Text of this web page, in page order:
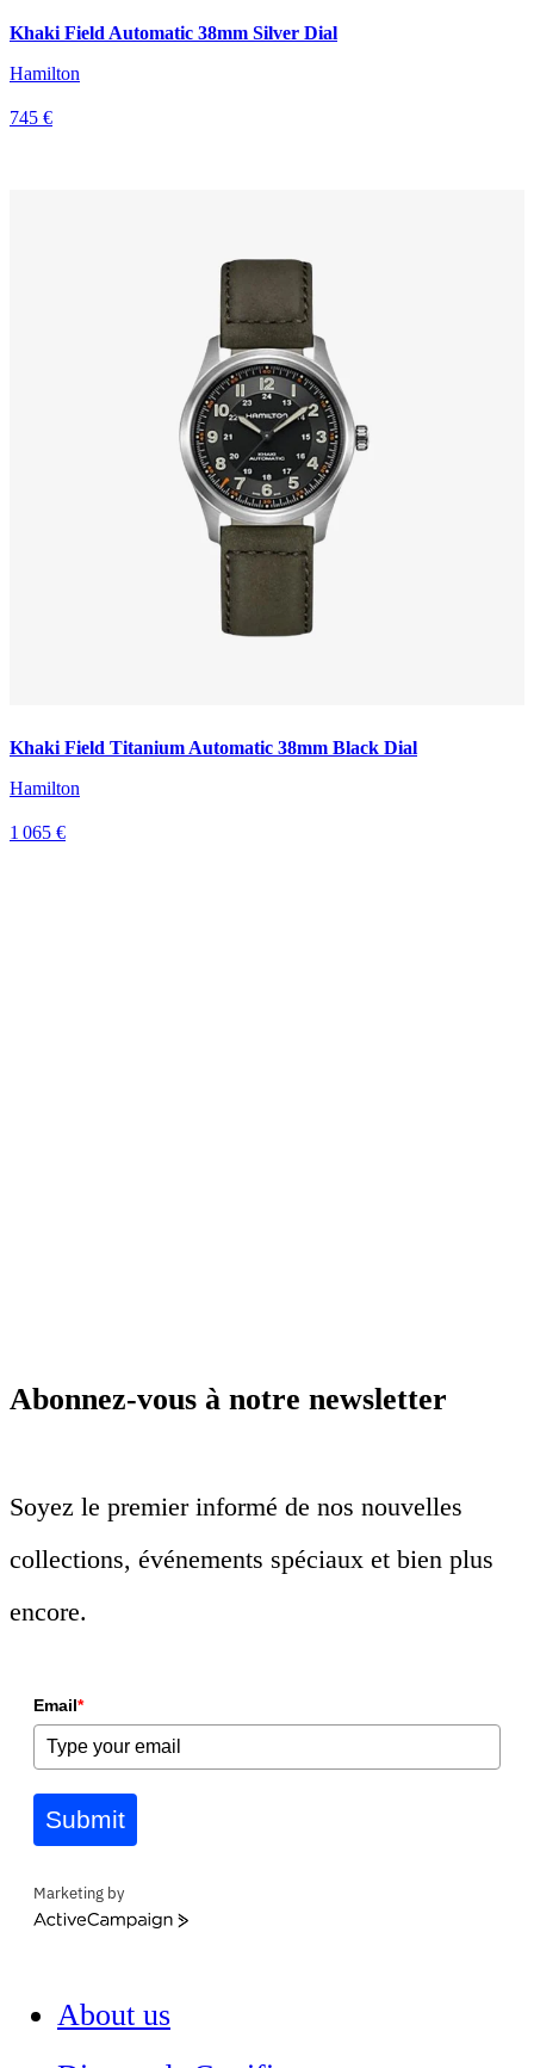
Khaki Field Automatic 38mm Silver Dial
Hamilton
745 €
Khaki Field Titanium Automatic 38mm Black Dial
Hamilton
1 065 €
Abonnez-vous à notre newsletter
Soyez le premier informé de nos nouvelles
collections, événements spéciaux et bien plus
encore.
Email*
Submit
Marketing by
ActiveCampaign
About us